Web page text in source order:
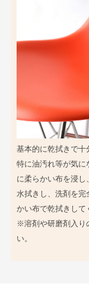
基本的に乾拭きで十
特に油汚れ等が気に
に柔らかい布を浸し
水拭きし、洗剤を完
かい布で乾拭きして
※溶剤や研磨剤入り
い。